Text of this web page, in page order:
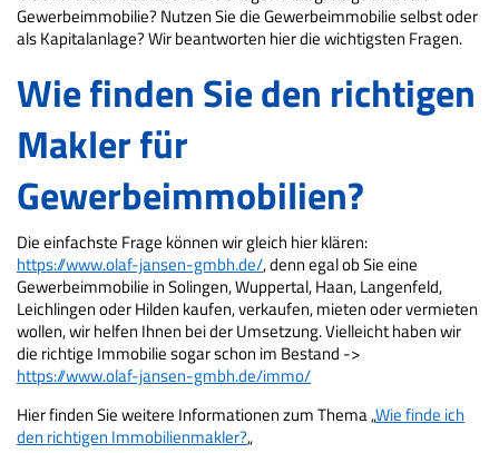
Gewerbeimmobilie? Nutzen Sie die Gewerbeimmobilie selbst oder
als Kapitalanlage? Wir beantworten hier die wichtigsten Fragen.
Wie finden Sie den richtigen
Makler für
Gewerbeimmobilien?
Die einfachste Frage können wir gleich hier klären:
https://www.olaf-jansen-gmbh.de/, denn egal ob Sie eine
Gewerbeimmobilie in Solingen, Wuppertal, Haan, Langenfeld,
Leichlingen oder Hilden kaufen, verkaufen, mieten oder vermieten
wollen, wir helfen Ihnen bei der Umsetzung. Vielleicht haben wir
die richtige Immobilie sogar schon im Bestand ->
https://www.olaf-jansen-gmbh.de/immo/
Hier finden Sie weitere Informationen zum Thema „Wie finde ich
den richtigen Immobilienmakler?„